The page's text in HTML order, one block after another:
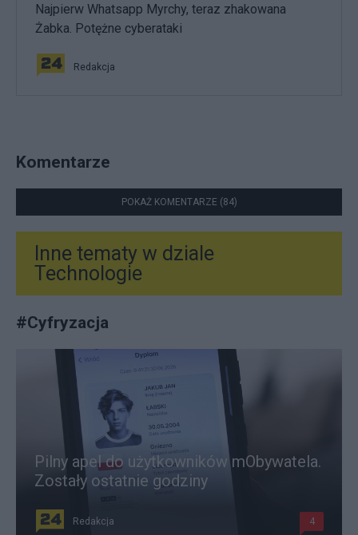
Najpierw Whatsapp Myrchy, teraz zhakowana
Żabka. Potężne cyberataki
Redakcja
Komentarze
POKAŻ KOMENTARZE (84)
Inne tematy w dziale
Technologie
#Cyfryzacja
Pilny apel do użytkowników mObywatela.
Zostały ostatnie godziny
Redakcja 4